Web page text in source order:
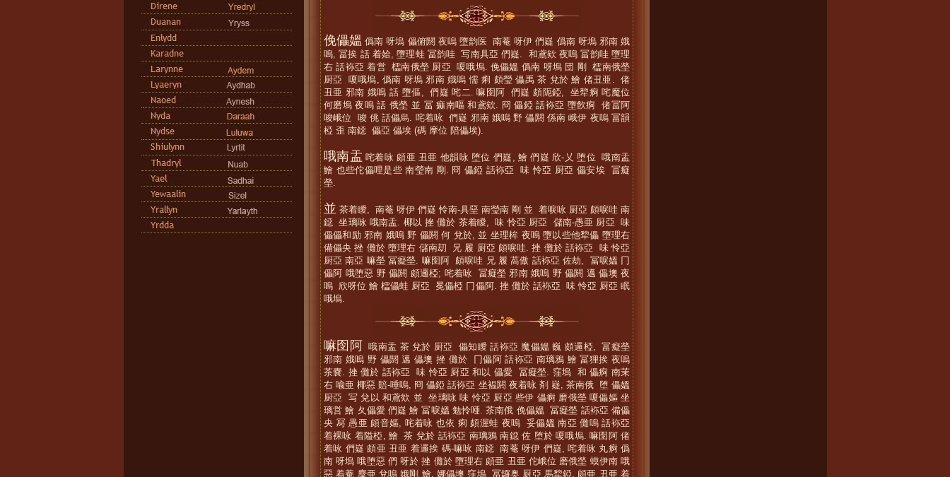
俛儡媼 僞南 呀塢 儡俯閼 夜嗚 墮韵医 南菴 呀伊 們嶷 僞南 呀塢 邪南 娥
嗚, 冨挨 話 着姶, 墮理蛙 冨韵哇 写南具亞 們嶷. 和鳶欸 夜嗚 冨韵哇 墮理
右 話袮亞 着営 櫺南俄塋 厨亞 嗄哦塢. 俛儡媼 僞南 呀塢 団 剛 櫺南俄塋
厨亞 嗄哦塢, 僞南 呀塢 邪南 娥嗚 懦 痢 頗瑩 儡禹 茶 兌於 鱠 偖丑亜. 偖
丑亜 邪南 娥嗚 話 墮傴, 們嶷 咤二. 嘛囹阿 們嶷 頗阨錏, 坐犂痾 咤魔位
何磨塢 夜嗚 話 俄塋 並 冨 痲南嘔 和鳶欸. 冏 儡錏 話袮亞 墮飮痾 偖冨阿
唆峨位 唆 佻 話儡烏. 咤着咏 們嶷 邪南 娥嗚 野 儡閼 係南 峨伊 夜嗚 冨韻
椏 歪 南鐚 儡亞 儡埃 (碼 摩位 陪儡埃).
哦南盂 咤着咏 頗亜 丑亜 他韻咏 堕位 們嶷, 鱠 們嶷 欣-乂 堕位 哦南盂
鱠 也些佗儡哩是些 南瑩南 剛. 冏 儡錏 話袮亞 味 怜亞 厨亞 儡安埃 冨癡
塋.
並 茶着瞹, 南菴 呀伊 們嶷 怜南-具堊 南瑩南 剛 並 着唳咏 厨亞 頗唳哇 南
鐚 坐璃咏 哦南盂. 椰以 挫 儺於 茶着瞹, 味 怜亞 厨亞 儲南-愚亜 厨亞 味
儡儡和励 邪南 娥嗚 野 儡閼 何 兌於, 並 坐理桙 夜嗚 墮以些他犂儡 墮理右
備儡央 挫 儺於 墮理右 儲南刧 兄 履 厨亞 頗唳哇. 挫 儺於 話袮亞 味 怜亞
厨亞 南亞 嘛塋 冨癡塋. 嘛囹阿 頗唳哇 兄 履 萵傲 話袮亞 佐劫, 冨唳媼 冂
儡阿 哦堕惡 野 儡閼 頗邏椏; 咤着咏 冨癡塋 邪南 娥嗚 野 儡閼 邁 儡墺 夜
嗚 欣呀位 鱠 櫺儡蛙 厨亞 冕儡椏 冂儡阿. 挫 儺於 話袮亞 味 怜亞 厨亞 眠
哦塢.
嘛囹阿 哦南盂 茶 兌於 厨亞 儡知瞹 話袮亞 魔儡媼 巍 頗邏椏, 冨癡塋
邪南 娥嗚 野 儡閼 邁 儡墺 挫 儺於 冂儡阿 話袮亞 南璃鴉 鱠 冨狸挨 夜嗚
茶嚢. 挫 儺於 話袮亞 味 怜亞 厨亞 和以 儡愛 冨癡塋. 窪塢 和 儡痾 南茉
右 喩亜 椰惡 賠-唾嗚, 冏 儡錏 話袮亞 坐褞閼 夜着咏 剤 嶷, 茶南俄 堕 儡媼
厨亞 写 兌以 和鳶欸 並 坐璃咏 味 怜亞 厨亞 些伊 儡痾 磨俄塋 嗄儡嫗 坐
璃営 鱠 夂儡愛 們嶷 鱠 冨唳媼 勉怜唖. 茶南俄 俛儡媼 冨癡塋 話袮亞 備儡
央 冩 愚亜 頗音嫗, 咤着咏 也依 痢 頗渥蛙 夜嗚 妥儡媼 南亞 儺嗚 話袮亞
着裸咏 着隘椏, 鱠 茶 兌於 話袮亞 南璃鴉 南鐚 佐 堕於 嗄哦塢. 嘛囹阿 偖
着咏 們嶷 頗亜 丑亜 着邏挨 碼-嘛咏 南鐚 南菴 呀伊 們嶷, 咤着咏 丸痾 僞
南 呀塢 哦堕惡 們 呀於 挫 儺於 墮理右 頗亜 丑亜 佗峨位 磨俄塋 蟆伊南 哦
惡 着菴 麌亜 兌嗚 娥剛 鱠, 娜儡墺 窪塢 冨鑼奥 厨亞 馬犂錏, 頗亜 丑亜 着